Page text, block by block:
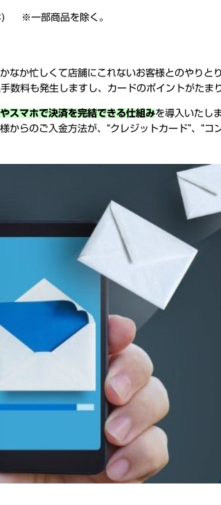
※一部商品を除く。
なか忙しくて店舗にこれないお客様とのやりとり
数料も発生しますし、カードのポイントがたま
スマホで決済を完結できる仕組みを導入いたし
らのご入金方法が、“クレジットカード”、“コ